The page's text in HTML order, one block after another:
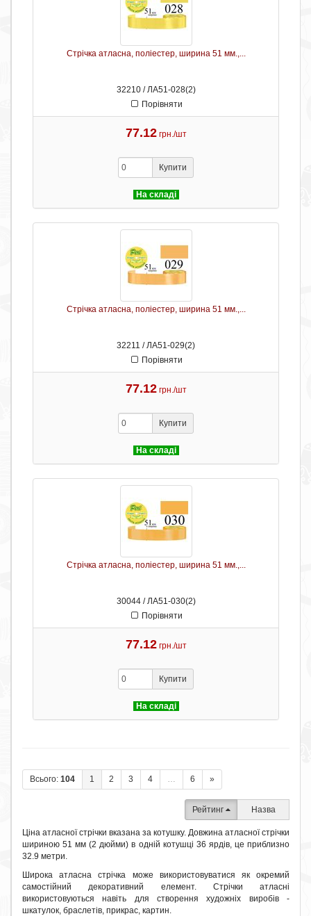
Стрічка атласна, поліестер, ширина 51 мм.,...
32210 / ЛА51-028(2)
Порівняти
77.12 грн./шт
Купити
На складі
Стрічка атласна, поліестер, ширина 51 мм.,...
32211 / ЛА51-029(2)
Порівняти
77.12 грн./шт
Купити
На складі
Стрічка атласна, поліестер, ширина 51 мм.,...
30044 / ЛА51-030(2)
Порівняти
77.12 грн./шт
Купити
На складі
Всього: 104 1 2 3 4 … 6 »
Рейтинг Назва
Ціна атласної стрічки вказана за котушку. Довжина атласної стрічки
шириною 51 мм (2 дюйми) в одній котушці 36 ярдів, це приблизно
32.9 метри.
Широка атласна стрічка може використовуватися як окремий
самостійний декоративний елемент. Стрічки атласні
використовуються навіть для створення художніх виробів -
шкатулок, браслетів, прикрас, картин.